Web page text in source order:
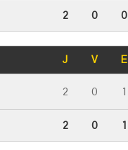
2 0 0
J V E
2 0 1
2 0 1